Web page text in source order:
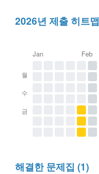
2026년 제출 히트맵
Jan Feb
월
수
금
해결한 문제집 (1)